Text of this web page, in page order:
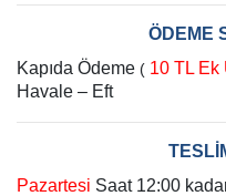
ÖDEME
Kapıda Ödeme ( 10 TL Ek
Havale – Eft
Pazartesi Saat 12:00